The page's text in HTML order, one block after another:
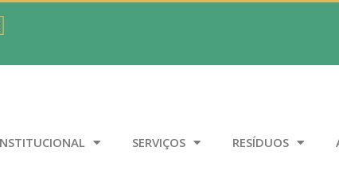
SERVIÇOS RESÍDUOS